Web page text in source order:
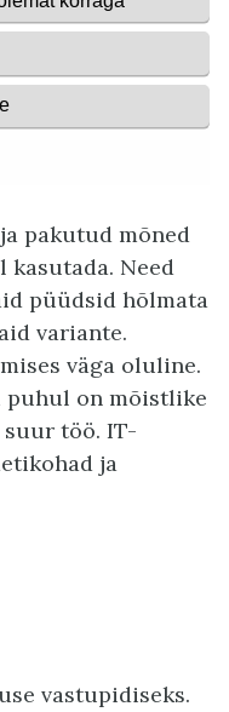
pakutud mõned
kasutada. Need
püüdsid hõlmata
variante.
väga oluline.
puhul on mõistlike
töö. IT-
ja
vastupidiseks.